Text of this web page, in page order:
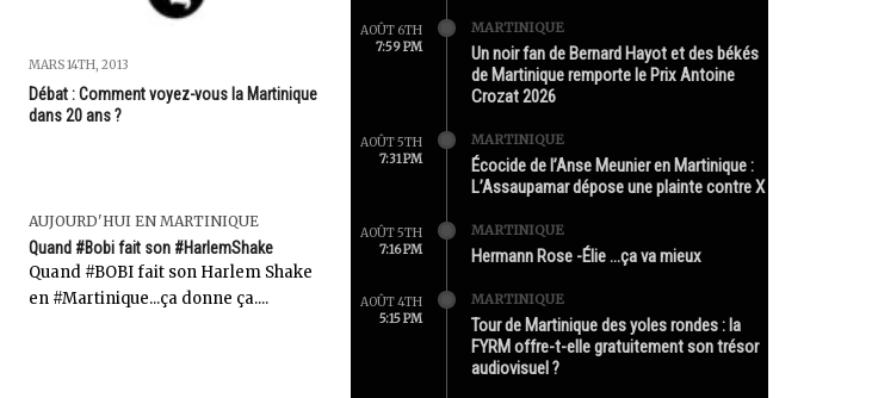
MARS 14TH, 2013
Débat : Comment voyez-vous la Martinique
dans 20 ans ?
AUJOURD'HUI EN MARTINIQUE
Quand #Bobi fait son #HarlemShake
Quand #BOBI fait son Harlem Shake
en #Martinique...ça donne ça....
AOÛT 6TH
7:59 PM
MARTINIQUE
Un noir fan de Bernard Hayot et des békés
de Martinique remporte le Prix Antoine
Crozat 2026
AOÛT 5TH
7:31 PM
MARTINIQUE
Écocide de l’Anse Meunier en Martinique :
L’Assaupamar dépose une plainte contre X
AOÛT 5TH
7:16 PM
MARTINIQUE
Hermann Rose -Élie …ça va mieux
AOÛT 4TH
5:15 PM
MARTINIQUE
Tour de Martinique des yoles rondes : la
FYRM offre-t-elle gratuitement son trésor
audiovisuel ?